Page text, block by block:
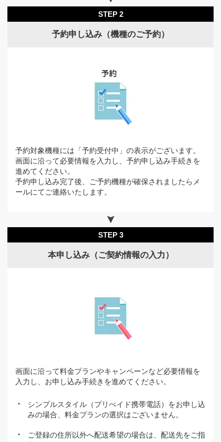
STEP 2
予約申し込み（機種のご予約）
予約対象機種には「予約受付中」の表示がございます。
画面に沿って必要情報を入力し、予約申し込み手続きを
進めてください。
予約申し込み完了後、ご予約機種が確保されましたらメ
ールにてご連絡いたします。
STEP 3
本申し込み（ご契約情報の入力）
画面に沿って料金プランやキャンペーンなど必要情報を
入力し、お申し込み手続きを進めてください。
シンプルスタイル（プリぺイド携帯電話）をお申し込
みの場合、料金プランの選択はございません。
ご登録の住所以外へ配送希望の場合は、配送先をご指